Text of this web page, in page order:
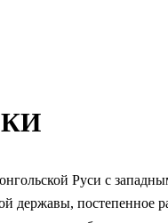
Руси с
державы,